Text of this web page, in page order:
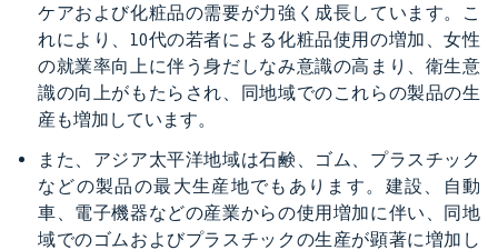
ケアおよび化粧品の需要が力強く成長しています。こ
れにより、10代の若者による化粧品使用の増加、女性
の就業率向上に伴う身だしなみ意識の高まり、衛生意
識の向上がもたらされ、同地域でのこれらの製品の生
産も増加しています。
また、アジア太平洋地域は石鹸、ゴム、プラスチック
などの製品の最大生産地でもあります。建設、自動
車、電子機器などの産業からの使用増加に伴い、同地
域でのゴムおよびプラスチックの生産が顕著に増加し